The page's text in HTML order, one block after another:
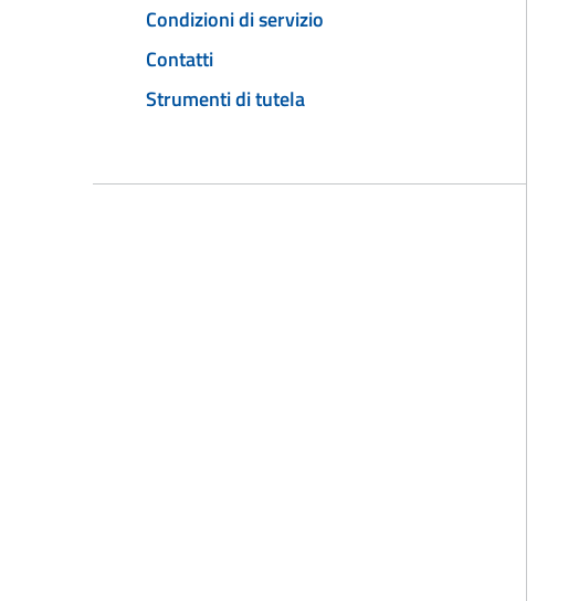
Condizioni di servizio
Contatti
Strumenti di tutela